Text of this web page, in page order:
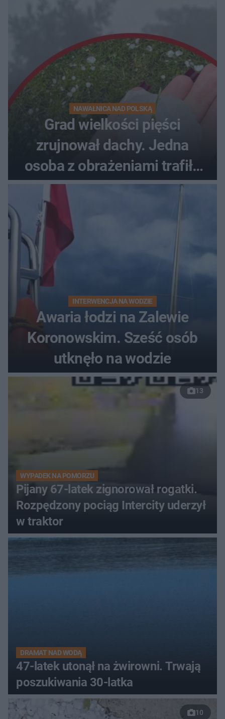
NAWAŁNICA NAD POLSKĄ
Grad wielkości pięści
zrujnował dachy. Jedna
osoba z obrażeniami trafiła
do szpitala
INTERWENCJA NA WODZIE
Awaria łodzi na Zalewie
Koronowskim. Sześć osób
utknęło na wodzie
13
WYPADEK NA POMORZU
Pijany 67-latek zignorował rogatki.
Rozpędzony pociąg Intercity uderzył
w traktor
DRAMAT NAD WODĄ
47-latek utonął na żwirowni. Trwają
poszukiwania 30-latka
10